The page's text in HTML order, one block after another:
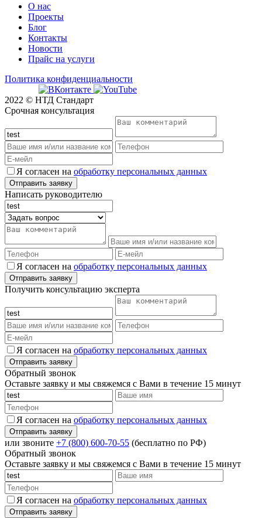
О нас
Проекты
Блог
Контакты
Новости
Прайс на услуги
Политика конфиденциальности
2022 © НТД Стандарт
Срочная консультация
Я согласен на обработку персональных данных
Написать руководителю
Я согласен на обработку персональных данных
Получить консультацию эксперта
Я согласен на обработку персональных данных
Обратный звонок
Оставьте заявку и мы свяжемся с Вами в течение 15 минут
Я согласен на обработку персональных данных
или звоните +7 (800) 600-70-55 (бесплатно по РФ)
Обратный звонок
Оставьте заявку и мы свяжемся с Вами в течение 15 минут
Я согласен на обработку персональных данных